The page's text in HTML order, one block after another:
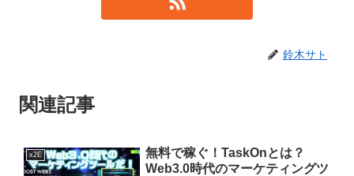
鈴木サト
関連記事
x2E
無料で稼ぐ！TaskOnとは？
Web3.0時代のマーケティングツ